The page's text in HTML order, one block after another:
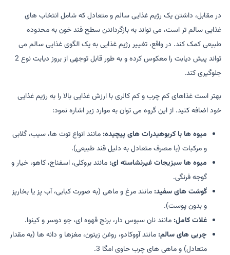
در مقابل، داشتن یک رژیم غذایی سالم و متعادل که شامل انتخاب های
غذایی سالم تر است، می تواند به بازگرداندن سطح قند خون به محدوده
طبیعی کمک کند. در واقع، تغییر رژیم غذایی به یک الگوی غذایی سالم می
تواند پیش دیابت را معکوس کرده و به طور قابل توجهی از بروز دیابت نوع 2
جلوگیری کند.
بهتر است غذاهای کم چرب و کم کالری با ارزش غذایی بالا را به رژیم غذایی
خود اضافه کنید. از این گروه می توان به موارد زیر اشاره نمود:
میوه ها با کربوهیدرات های پیچیده: مانند انواع توت ها، سیب، گلابی
و مرکبات (با مصرف متعادل به دلیل قند طبیعی).
میوه ها سبزیجات غیرنشاسته ای: مانند بروکلی، اسفناج، کاهو، خیار و
گوجه فرنگی.
گوشت های سفید: مانند مرغ و ماهی (به صورت کبابی، آب پز یا بخارپز
و بدون پوست).
غلات کامل: مانند نان سبوس دار، برنج قهوه ای، جو دوسر و کینوا.
چربی های سالم: مانند آووکادو، روغن زیتون، مغزها و دانه ها (به مقدار
متعادل) و ماهی های چرب حاوی امگا 3.